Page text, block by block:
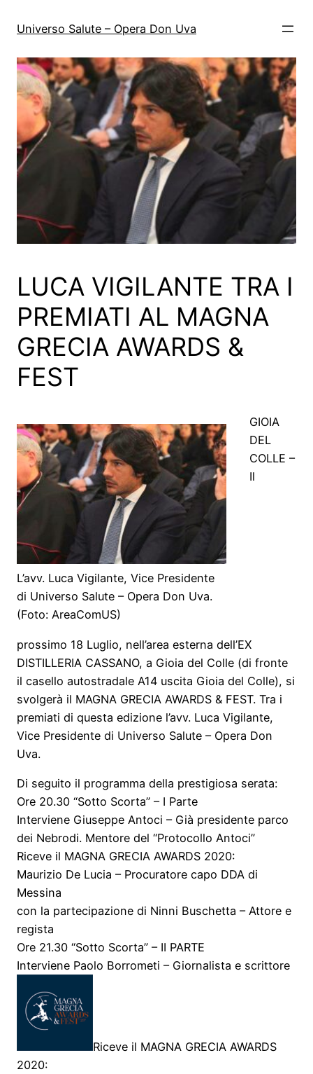
Universo Salute – Opera Don Uva
LUCA VIGILANTE TRA I
PREMIATI AL MAGNA
GRECIA AWARDS &
FEST
L’avv. Luca Vigilante, Vice Presidente
di Universo Salute – Opera Don Uva.
(Foto: AreaComUS)
GIOIA
DEL
COLLE –
Il
prossimo 18 Luglio, nell’area esterna dell’EX
DISTILLERIA CASSANO, a Gioia del Colle (di fronte
il casello autostradale A14 uscita Gioia del Colle), si
svolgerà il MAGNA GRECIA AWARDS & FEST. Tra i
premiati di questa edizione l’avv. Luca Vigilante,
Vice Presidente di Universo Salute – Opera Don
Uva.
Di seguito il programma della prestigiosa serata:
Ore 20.30 “Sotto Scorta” – I Parte
Interviene Giuseppe Antoci – Già presidente parco
dei Nebrodi. Mentore del “Protocollo Antoci”
Riceve il MAGNA GRECIA AWARDS 2020:
Maurizio De Lucia – Procuratore capo DDA di
Messina
con la partecipazione di Ninni Buschetta – Attore e
regista
Ore 21.30 “Sotto Scorta” – II PARTE
Interviene Paolo Borrometi – Giornalista e scrittore
Riceve il MAGNA GRECIA AWARDS
2020: